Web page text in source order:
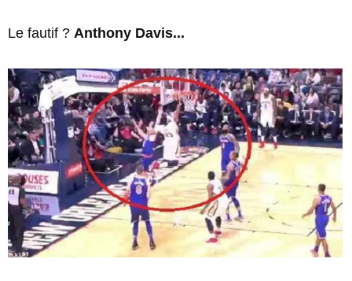
Le fautif ? Anthony Davis...